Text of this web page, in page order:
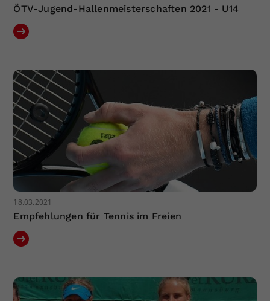
ÖTV-Jugend-Hallenmeisterschaften 2021 - U14
18.03.2021
Empfehlungen für Tennis im Freien